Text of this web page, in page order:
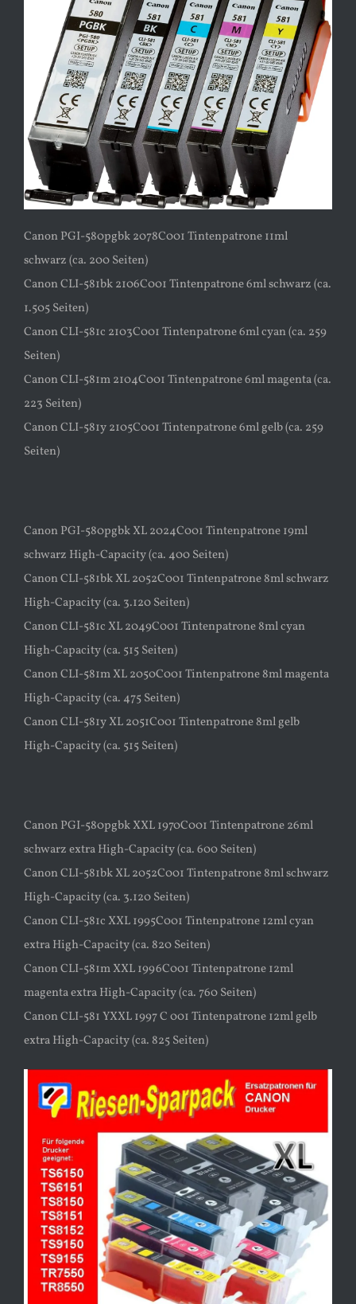
Canon PGI-580pgbk 2078C001 Tintenpatrone 11ml
schwarz (ca. 200 Seiten)
Canon CLI-581bk 2106C001 Tintenpatrone 6ml schwarz (ca.
1.505 Seiten)
Canon CLI-581c 2103C001 Tintenpatrone 6ml cyan (ca. 259
Seiten)
Canon CLI-581m 2104C001 Tintenpatrone 6ml magenta (ca.
223 Seiten)
Canon CLI-581y 2105C001 Tintenpatrone 6ml gelb (ca. 259
Seiten)
Canon PGI-580pgbk XL 2024C001 Tintenpatrone 19ml
schwarz High-Capacity (ca. 400 Seiten)
Canon CLI-581bk XL 2052C001 Tintenpatrone 8ml schwarz
High-Capacity (ca. 3.120 Seiten)
Canon CLI-581c XL 2049C001 Tintenpatrone 8ml cyan
High-Capacity (ca. 515 Seiten)
Canon CLI-581m XL 2050C001 Tintenpatrone 8ml magenta
High-Capacity (ca. 475 Seiten)
Canon CLI-581y XL 2051C001 Tintenpatrone 8ml gelb
High-Capacity (ca. 515 Seiten)
Canon PGI-580pgbk XXL 1970C001 Tintenpatrone 26ml
schwarz extra High-Capacity (ca. 600 Seiten)
Canon CLI-581bk XL 2052C001 Tintenpatrone 8ml schwarz
High-Capacity (ca. 3.120 Seiten)
Canon CLI-581c XXL 1995C001 Tintenpatrone 12ml cyan
extra High-Capacity (ca. 820 Seiten)
Canon CLI-581m XXL 1996C001 Tintenpatrone 12ml
magenta extra High-Capacity (ca. 760 Seiten)
Canon CLI-581 YXXL 1997 C 001 Tintenpatrone 12ml gelb
extra High-Capacity (ca. 825 Seiten)